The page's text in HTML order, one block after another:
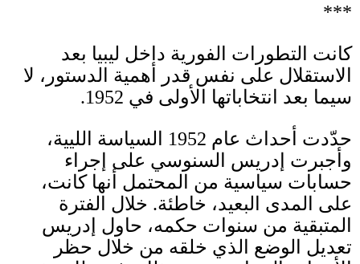
***
كانت التطورات الفورية داخل ليبيا بعد
الاستقلال على نفس قدر أهمية الدستور، لا
سيما بعد انتخاباتها الأولى في 1952.
حدّدت أحداث عام 1952
السياسة الليية،
وأجبرت إدريس السنوسي على إجراء
حسابات سياسية من المحتمل أنها كانت،
على المدى البعيد، خاطئة. خلال الفترة
المتبقية من سنوات حكمه، حاول إدريس
تعديل الوضع الذي خلقه من خلال حظر